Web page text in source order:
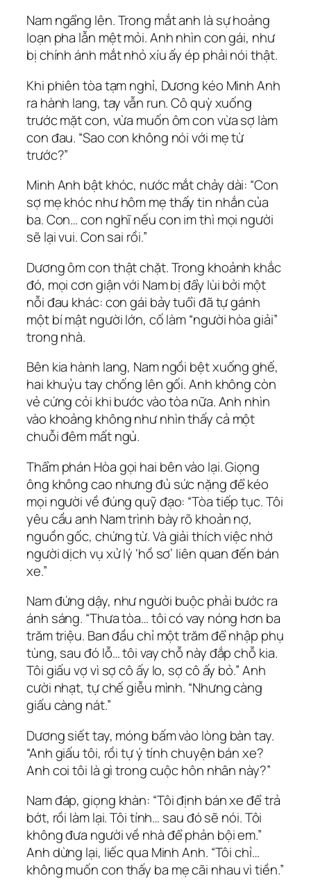
Nam ngẩng lên. Trong mắt anh là sự hoảng
loạn pha lẫn mệt mỏi. Anh nhìn con gái, như
bị chính ánh mắt nhỏ xíu ấy ép phải nói thật.
Khi phiên tòa tạm nghỉ, Dương kéo Minh Anh
ra hành lang, tay vẫn run. Cô quỳ xuống
trước mặt con, vừa muốn ôm con vừa sợ làm
con đau. “Sao con không nói với mẹ từ
trước?”
Minh Anh bật khóc, nước mắt chảy dài: “Con
sợ mẹ khóc như hôm mẹ thấy tin nhắn của
ba. Con… con nghĩ nếu con im thì mọi người
sẽ lại vui. Con sai rồi.”
Dương ôm con thật chặt. Trong khoảnh khắc
đó, mọi cơn giận với Nam bị đẩy lùi bởi một
nỗi đau khác: con gái bảy tuổi đã tự gánh
một bí mật người lớn, cố làm “người hòa giải”
trong nhà.
Bên kia hành lang, Nam ngồi bệt xuống ghế,
hai khuỷu tay chống lên gối. Anh không còn
vẻ cứng cỏi khi bước vào tòa nữa. Anh nhìn
vào khoảng không như nhìn thấy cả một
chuỗi đêm mất ngủ.
Thẩm phán Hòa gọi hai bên vào lại. Giọng
ông không cao nhưng đủ sức nặng để kéo
mọi người về đúng quỹ đạo: “Tòa tiếp tục. Tôi
yêu cầu anh Nam trình bày rõ khoản nợ,
nguồn gốc, chứng từ. Và giải thích việc nhờ
người dịch vụ xử lý ‘hồ sơ’ liên quan đến bán
xe.”
Nam đứng dậy, như người buộc phải bước ra
ánh sáng. “Thưa tòa… tôi có vay nóng hơn ba
trăm triệu. Ban đầu chỉ một trăm để nhập phụ
tùng, sau đó lỗ… tôi vay chỗ này đắp chỗ kia.
Tôi giấu vợ vì sợ cô ấy lo, sợ cô ấy bỏ.” Anh
cười nhạt, tự chế giễu mình. “Nhưng càng
giấu càng nát.”
Dương siết tay, móng bấm vào lòng bàn tay.
“Anh giấu tôi, rồi tự ý tính chuyện bán xe?
Anh coi tôi là gì trong cuộc hôn nhân này?”
Nam đáp, giọng khàn: “Tôi định bán xe để trả
bớt, rồi làm lại. Tôi tính… sau đó sẽ nói. Tôi
không đưa người về nhà để phản bội em.”
Anh dừng lại, liếc qua Minh Anh. “Tôi chỉ…
không muốn con thấy ba mẹ cãi nhau vì tiền.”